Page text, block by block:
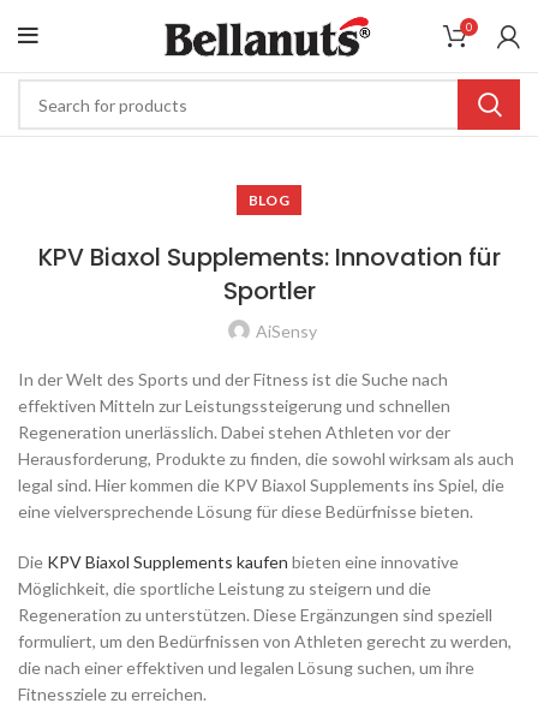
0
BLOG
KPV Biaxol Supplements: Innovation für
Sportler
AiSensy
In der Welt des Sports und der Fitness ist die Suche nach
effektiven Mitteln zur Leistungssteigerung und schnellen
Regeneration unerlässlich. Dabei stehen Athleten vor der
Herausforderung, Produkte zu finden, die sowohl wirksam als auch
legal sind. Hier kommen die KPV Biaxol Supplements ins Spiel, die
eine vielversprechende Lösung für diese Bedürfnisse bieten.
Die KPV Biaxol Supplements kaufen bieten eine innovative
Möglichkeit, die sportliche Leistung zu steigern und die
Regeneration zu unterstützen. Diese Ergänzungen sind speziell
formuliert, um den Bedürfnissen von Athleten gerecht zu werden,
die nach einer effektiven und legalen Lösung suchen, um ihre
Fitnessziele zu erreichen.